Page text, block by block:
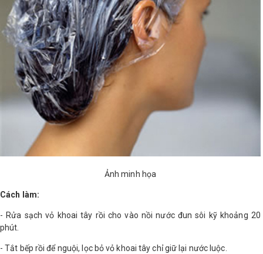
Ảnh minh họa
Cách làm:
- Rửa sạch vỏ khoai tây rồi cho vào nồi nước đun sôi kỹ khoảng 20
phút.
- Tắt bếp rồi để nguội, lọc bỏ vỏ khoai tây chỉ giữ lại nước luộc.